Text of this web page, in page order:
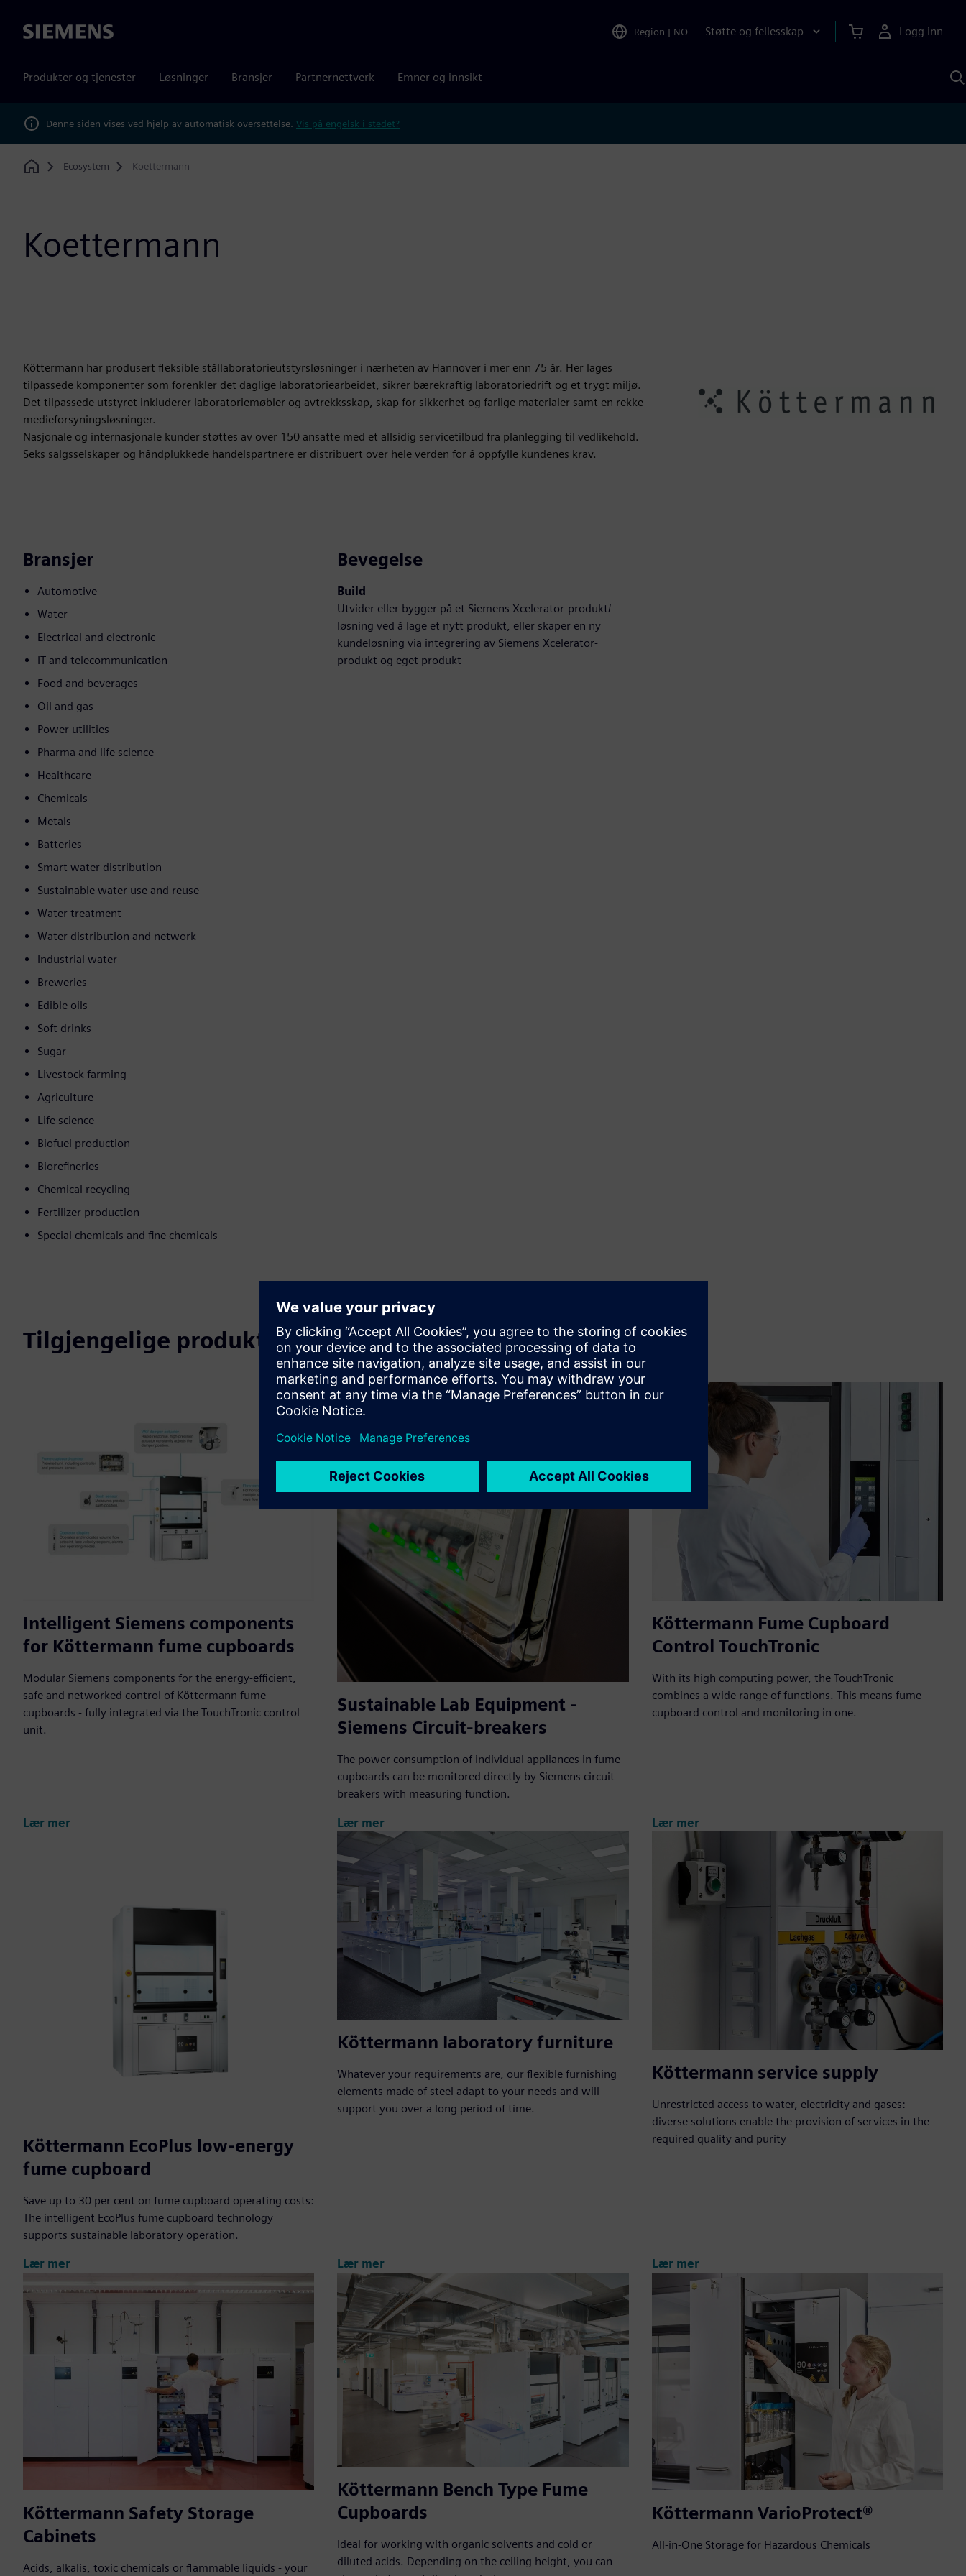
Siemens Region | NO Støtte og fellesskap Logg inn
Produkter og tjenester Løsninger Bransjer Partnernettverk Emner og innsikt
Denne siden vises ved hjelp av automatisk oversettelse. Vis på engelsk i stedet?
Home
Ecosystem Koettermann
Koettermann
Köttermann har produsert fleksible stållaboratorieutstyrsløsninger i nærheten av Hannover i mer enn 75 år. Her lages
tilpassede komponenter som forenkler det daglige laboratoriearbeidet, sikrer bærekraftig laboratoriedrift og et trygt miljø.
Det tilpassede utstyret inkluderer laboratoriemøbler og avtrekksskap, skap for sikkerhet og farlige materialer samt en rekke
medieforsyningsløsninger.
Nasjonale og internasjonale kunder støttes av over 150 ansatte med et allsidig servicetilbud fra planlegging til vedlikehold.
Seks salgsselskaper og håndplukkede handelspartnere er distribuert over hele verden for å oppfylle kundenes krav.
Bransjer
Automotive
Water
Electrical and electronic
IT and telecommunication
Food and beverages
Oil and gas
Power utilities
Pharma and life science
Healthcare
Chemicals
Metals
Batteries
Smart water distribution
Sustainable water use and reuse
Water treatment
Water distribution and network
Industrial water
Breweries
Edible oils
Soft drinks
Sugar
Livestock farming
Agriculture
Life science
Biofuel production
Biorefineries
Chemical recycling
Fertilizer production
Special chemicals and fine chemicals
Bevegelse
Build
Utvider eller bygger på et Siemens Xcelerator-produkt/-
løsning ved å lage et nytt produkt, eller skaper en ny
kundeløsning via integrering av Siemens Xcelerator-
produkt og eget produkt
Tilgjengelige produkter
Intelligent Siemens components
for Köttermann fume cupboards
Modular Siemens components for the energy-efficient,
safe and networked control of Köttermann fume
cupboards - fully integrated via the TouchTronic control
unit.
Lær mer
Sustainable Lab Equipment -
Siemens Circuit-breakers
The power consumption of individual appliances in fume
cupboards can be monitored directly by Siemens circuit-
breakers with measuring function.
Lær mer
Köttermann Fume Cupboard
Control TouchTronic
With its high computing power, the TouchTronic
combines a wide range of functions. This means fume
cupboard control and monitoring in one.
Lær mer
Köttermann EcoPlus low-energy
fume cupboard
Save up to 30 per cent on fume cupboard operating costs:
The intelligent EcoPlus fume cupboard technology
supports sustainable laboratory operation.
Lær mer
Köttermann laboratory furniture
Whatever your requirements are, our flexible furnishing
elements made of steel adapt to your needs and will
support you over a long period of time.
Lær mer
Köttermann service supply
Unrestricted access to water, electricity and gases:
diverse solutions enable the provision of services in the
required quality and purity
Lær mer
Köttermann Safety Storage
Cabinets
Acids, alkalis, toxic chemicals or flammable liquids - your
Köttermann Bench Type Fume
Cupboards
Ideal for working with organic solvents and cold or
diluted acids. Depending on the ceiling height, you can
Köttermann VarioProtect®
All-in-One Storage for Hazardous Chemicals